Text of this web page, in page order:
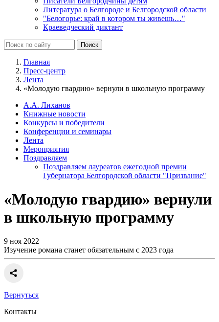
Литература о Белгороде и Белгородской области
"Белогорье: край в котором ты живешь…"
Краеведческий диктант
Главная
Пресс-центр
Лента
«Молодую гвардию» вернули в школьную программу
А.А. Лиханов
Книжные новости
Конкурсы и победители
Конференции и семинары
Лента
Мероприятия
Поздравляем
Поздравляем лауреатов ежегодной премии
Губернатора Белгородской области "Призвание"
«Молодую гвардию» вернули
в школьную программу
9 ноя 2022
Изучение романа станет обязательным с 2023 года
Вернуться
Контакты